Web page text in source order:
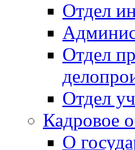
Отдел
Отдел
Отдел
Кадровое
О